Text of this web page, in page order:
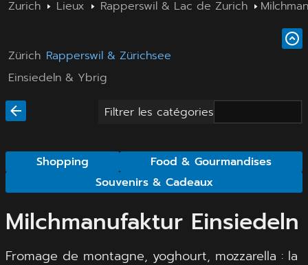
Zurich Lieux Rapperswil & Lac de Zurich
Zürich Rapperswil & Zürichsee
Einsiedeln & Ybrig
Filtrer les catégories
Shopping
Food & Gourmandises
Souvenirs & Cadeaux
Milchmanufaktur Einsiedeln
Fromage de montagne, yoghourt, mozzarella : la